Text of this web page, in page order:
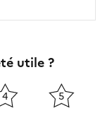
utile ?
4 5